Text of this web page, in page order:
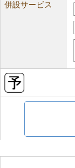
併設サービス